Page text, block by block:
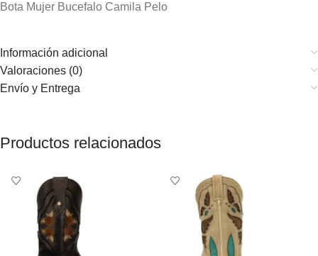
Bota Mujer Bucefalo Camila Pelo
Información adicional
Valoraciones (0)
Envío y Entrega
Productos relacionados